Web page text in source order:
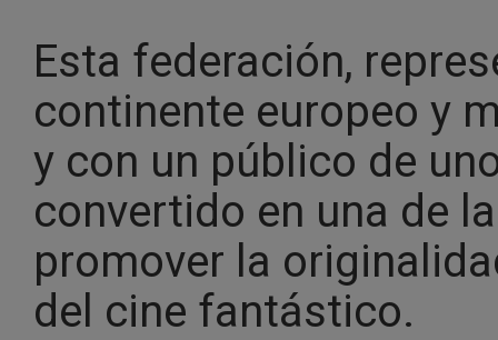
Esta federación,
continente europeo y
y con un público de
convertido en una de
promover la
del cine fantástico.